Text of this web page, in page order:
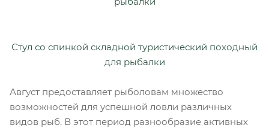
Стул со спинкой складной туристический походный
для рыбалки
Август предоставляет рыболовам множество
возможностей для успешной ловли различных
видов рыб. В этот период разнообразие активных